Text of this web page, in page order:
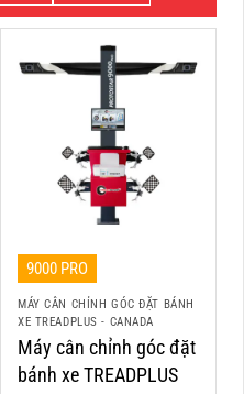
9000 PRO
MÁY CÂN CHỈNH GÓC ĐẶT BÁNH
XE TREADPLUS - CANADA
Máy cân chỉnh góc đặt
bánh xe TREADPLUS